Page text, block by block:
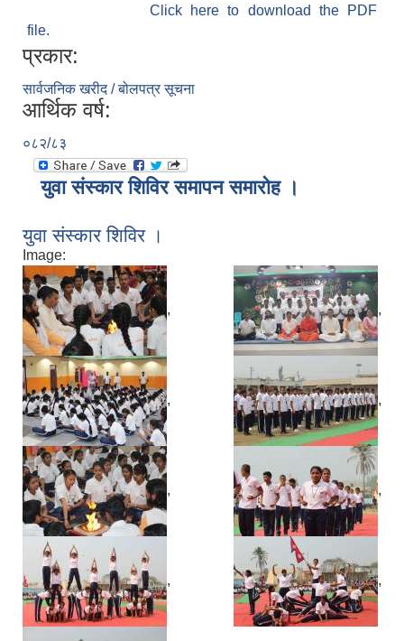
Click here to download the PDF
file.
प्रकार:
सार्वजनिक खरीद / बोलपत्र सूचना
आर्थिक वर्ष:
०८२/८३
युवा संस्कार शिविर समापन समारोह ।
युवा संस्कार शिविर ।
Image:
, ,
, ,
, ,
, ,